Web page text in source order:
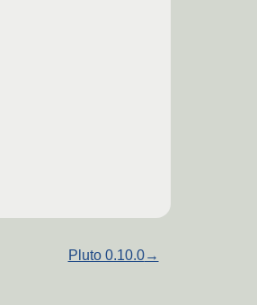
Pluto 0.10.0→